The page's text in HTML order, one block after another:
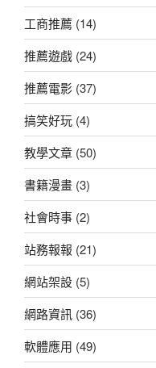
工商推薦 (14)
推薦遊戲 (24)
推薦電影 (37)
搞笑好玩 (4)
教學文章 (50)
書籍漫畫 (3)
社會時事 (2)
站務報報 (21)
網站架設 (5)
網路資訊 (36)
軟體應用 (49)